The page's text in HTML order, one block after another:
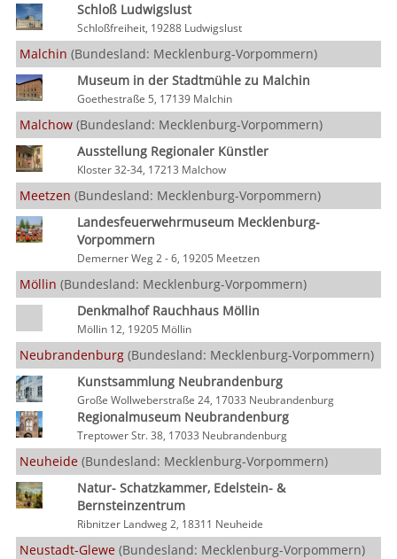
Schloß Ludwigslust
Schloßfreiheit, 19288 Ludwigslust
Malchin (Bundesland: Mecklenburg-Vorpommern)
Museum in der Stadtmühle zu Malchin
Goethestraße 5, 17139 Malchin
Malchow (Bundesland: Mecklenburg-Vorpommern)
Ausstellung Regionaler Künstler
Kloster 32-34, 17213 Malchow
Meetzen (Bundesland: Mecklenburg-Vorpommern)
Landesfeuerwehrmuseum Mecklenburg-
Vorpommern
Demerner Weg 2 - 6, 19205 Meetzen
Möllin (Bundesland: Mecklenburg-Vorpommern)
Denkmalhof Rauchhaus Möllin
Möllin 12, 19205 Möllin
Neubrandenburg (Bundesland: Mecklenburg-Vorpommern)
Kunstsammlung Neubrandenburg
Große Wollweberstraße 24, 17033 Neubrandenburg
Regionalmuseum Neubrandenburg
Treptower Str. 38, 17033 Neubrandenburg
Neuheide (Bundesland: Mecklenburg-Vorpommern)
Natur- Schatzkammer, Edelstein- &
Bernsteinzentrum
Ribnitzer Landweg 2, 18311 Neuheide
Neustadt-Glewe (Bundesland: Mecklenburg-Vorpommern)